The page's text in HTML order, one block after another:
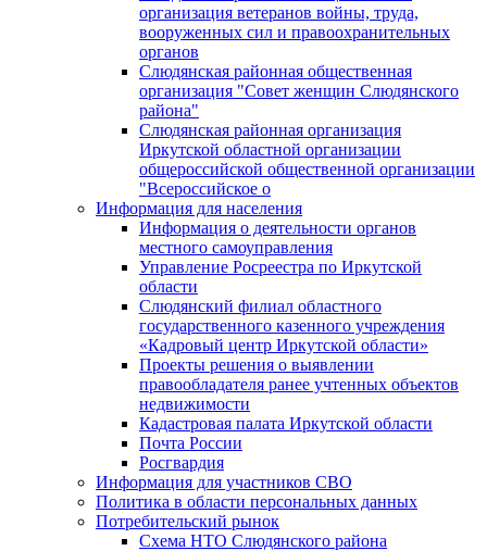
организация ветеранов войны, труда,
вооруженных сил и правоохранительных
органов
Слюдянская районная общественная
организация "Совет женщин Слюдянского
района"
Слюдянская районная организация
Иркутской областной организации
общероссийской общественной организации
"Всероссийское о
Информация для населения
Информация о деятельности органов
местного самоуправления
Управление Росреестра по Иркутской
области
Слюдянский филиал областного
государственного казенного учреждения
«Кадровый центр Иркутской области»
Проекты решения о выявлении
правообладателя ранее учтенных объектов
недвижимости
Кадастровая палата Иркутской области
Почта России
Росгвардия
Информация для участников СВО
Политика в области персональных данных
Потребительский рынок
Схема НТО Слюдянского района